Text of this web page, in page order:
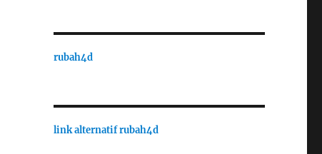
rubah4d
link alternatif rubah4d